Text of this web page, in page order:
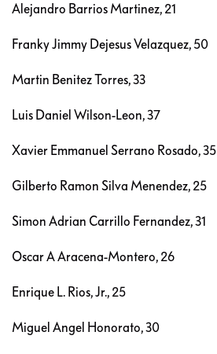
Alejandro Barrios Martinez, 21
Franky Jimmy Dejesus Velazquez, 50
Martin Benitez Torres, 33
Luis Daniel Wilson-Leon, 37
Xavier Emmanuel Serrano Rosado, 35
Gilberto Ramon Silva Menendez, 25
Simon Adrian Carrillo Fernandez, 31
Oscar A Aracena-Montero, 26
Enrique L. Rios, Jr., 25
Miguel Angel Honorato, 30